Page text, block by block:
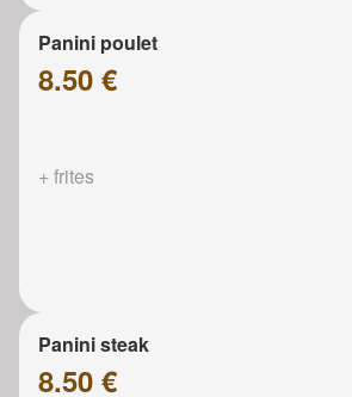
Panini poulet
8.50 €
+ frites
Panini steak
8.50 €